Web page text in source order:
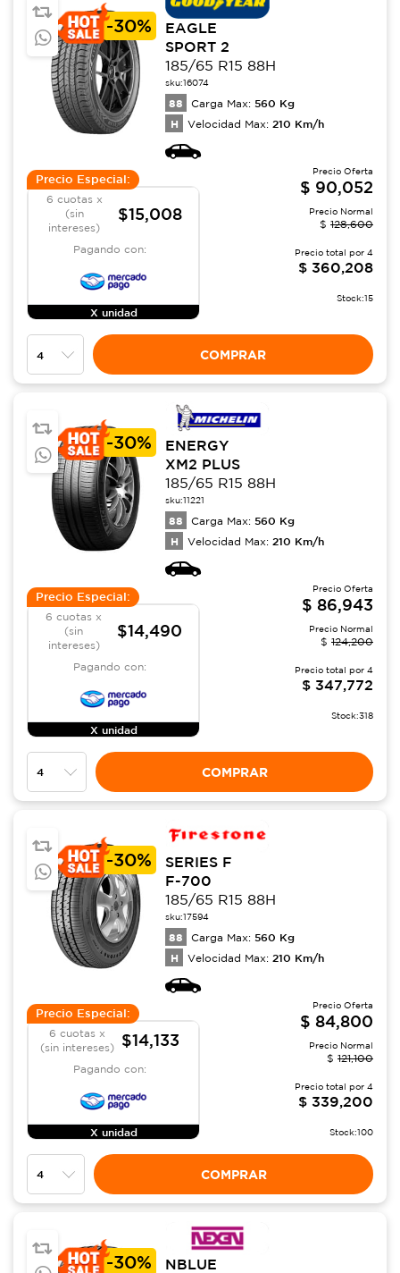
-30%
EAGLE
SPORT 2
185/65 R15 88H
sku:16074
88 Carga Max: 560 Kg
H Velocidad Max: 210 Km/h
Precio Especial:
6 cuotas x
(sin
intereses)
$15,008
Pagando con:
X unidad
Precio Oferta
$ 90,052
Precio Normal
$ 128,600
Precio total por 4
$ 360,208
Stock:15
COMPRAR
-30%
ENERGY
XM2 PLUS
185/65 R15 88H
sku:11221
88 Carga Max: 560 Kg
H Velocidad Max: 210 Km/h
Precio Especial:
6 cuotas x
(sin
intereses)
$14,490
Pagando con:
X unidad
Precio Oferta
$ 86,943
Precio Normal
$ 124,200
Precio total por 4
$ 347,772
Stock:318
COMPRAR
-30%
SERIES F
F-700
185/65 R15 88H
sku:17594
88 Carga Max: 560 Kg
H Velocidad Max: 210 Km/h
Precio Especial:
6 cuotas x
(sin intereses)
$14,133
Pagando con:
X unidad
Precio Oferta
$ 84,800
Precio Normal
$ 121,100
Precio total por 4
$ 339,200
Stock:100
COMPRAR
-30% NBLUE